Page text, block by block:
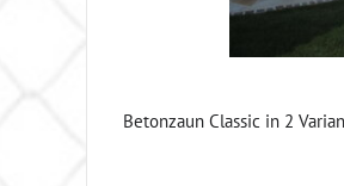
Betonzaun Classic in 2
-